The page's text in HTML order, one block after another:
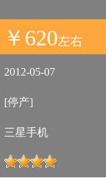
￥620左右
2012-05-07
[停产]
三星手机